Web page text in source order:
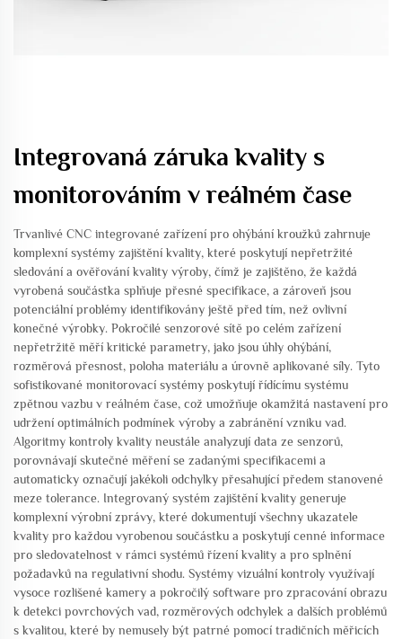
Integrovaná záruka kvality s
monitorováním v reálném čase
Trvanlivé CNC integrované zařízení pro ohýbání kroužků zahrnuje
komplexní systémy zajištění kvality, které poskytují nepřetržité
sledování a ověřování kvality výroby, čímž je zajištěno, že každá
vyrobená součástka splňuje přesné specifikace, a zároveň jsou
potenciální problémy identifikovány ještě před tím, než ovlivní
konečné výrobky. Pokročilé senzorové sítě po celém zařízení
nepřetržitě měří kritické parametry, jako jsou úhly ohýbání,
rozměrová přesnost, poloha materiálu a úrovně aplikované síly. Tyto
sofistikované monitorovací systémy poskytují řídícímu systému
zpětnou vazbu v reálném čase, což umožňuje okamžitá nastavení pro
udržení optimálních podmínek výroby a zabránění vzniku vad.
Algoritmy kontroly kvality neustále analyzují data ze senzorů,
porovnávají skutečné měření se zadanými specifikacemi a
automaticky označují jakékoli odchylky přesahující předem stanovené
meze tolerance. Integrovaný systém zajištění kvality generuje
komplexní výrobní zprávy, které dokumentují všechny ukazatele
kvality pro každou vyrobenou součástku a poskytují cenné informace
pro sledovatelnost v rámci systémů řízení kvality a pro splnění
požadavků na regulativní shodu. Systémy vizuální kontroly využívají
vysoce rozlišené kamery a pokročilý software pro zpracování obrazu
k detekci povrchových vad, rozměrových odchylek a dalších problémů
s kvalitou, které by nemusely být patrné pomocí tradičních měřicích